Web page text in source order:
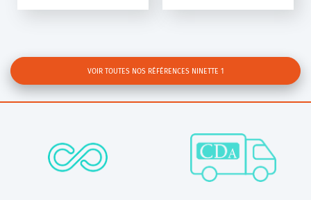
VOIR TOUTES NOS RÉFÉRENCES NINETTE 1